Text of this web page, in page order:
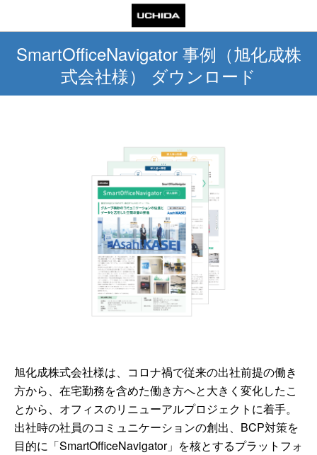
SmartOfficeNavigator 事例（旭化成株
式会社様） ダウンロード
旭化成株式会社様は、コロナ禍で従来の出社前提の働き
方から、在宅勤務を含めた働き方へと大きく変化したこ
とから、オフィスのリニューアルプロジェクトに着手。
出社時の社員のコミュニケーションの創出、BCP対策を
目的に「SmartOfficeNavigator」を核とするプラットフォ